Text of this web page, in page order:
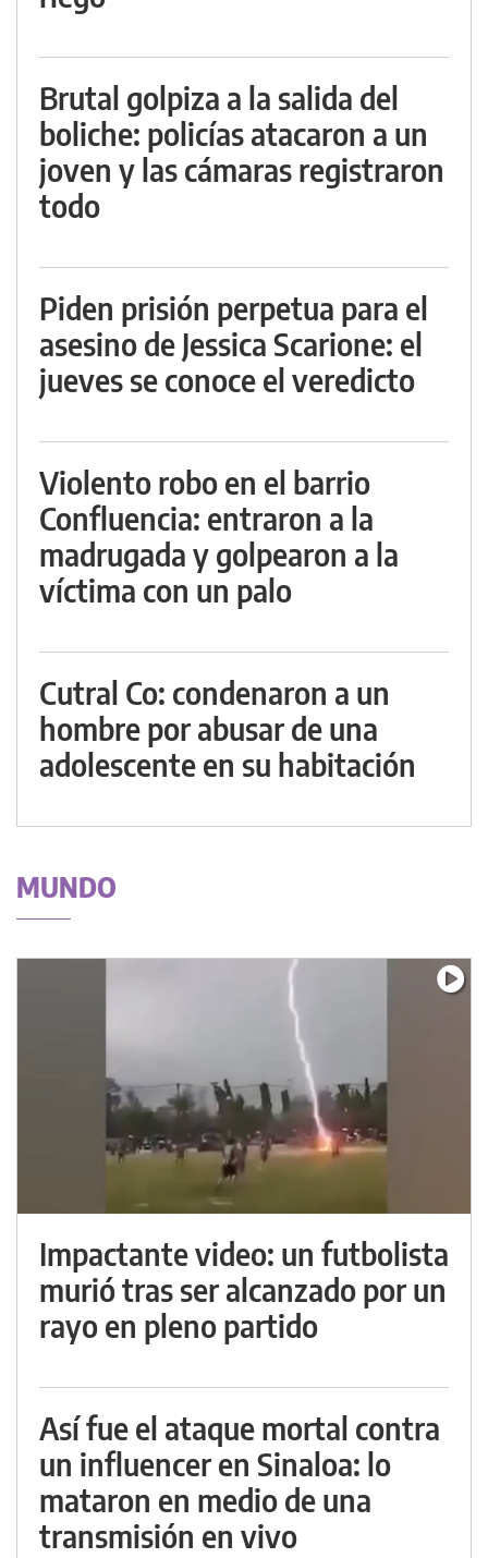
Brutal golpiza a la salida del
boliche: policías atacaron a un
joven y las cámaras registraron
todo
Piden prisión perpetua para el
asesino de Jessica Scarione: el
jueves se conoce el veredicto
Violento robo en el barrio
Confluencia: entraron a la
madrugada y golpearon a la
víctima con un palo
Cutral Co: condenaron a un
hombre por abusar de una
adolescente en su habitación
MUNDO
Impactante video: un futbolista
murió tras ser alcanzado por un
rayo en pleno partido
Así fue el ataque mortal contra
un influencer en Sinaloa: lo
mataron en medio de una
transmisión en vivo